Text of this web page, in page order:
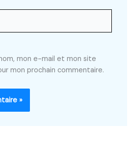
mon e-mail et mon site
mon prochain commentaire.